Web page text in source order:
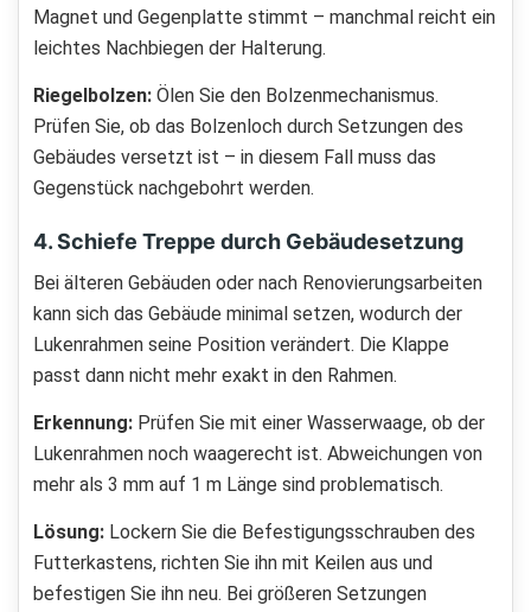
Magnet und Gegenplatte stimmt – manchmal reicht ein
leichtes Nachbiegen der Halterung.
Riegelbolzen: Ölen Sie den Bolzenmechanismus.
Prüfen Sie, ob das Bolzenloch durch Setzungen des
Gebäudes versetzt ist – in diesem Fall muss das
Gegenstück nachgebohrt werden.
4. Schiefe Treppe durch Gebäudesetzung
Bei älteren Gebäuden oder nach Renovierungsarbeiten
kann sich das Gebäude minimal setzen, wodurch der
Lukenrahmen seine Position verändert. Die Klappe
passt dann nicht mehr exakt in den Rahmen.
Erkennung: Prüfen Sie mit einer Wasserwaage, ob der
Lukenrahmen noch waagerecht ist. Abweichungen von
mehr als 3 mm auf 1 m Länge sind problematisch.
Lösung: Lockern Sie die Befestigungsschrauben des
Futterkastens, richten Sie ihn mit Keilen aus und
befestigen Sie ihn neu. Bei größeren Setzungen